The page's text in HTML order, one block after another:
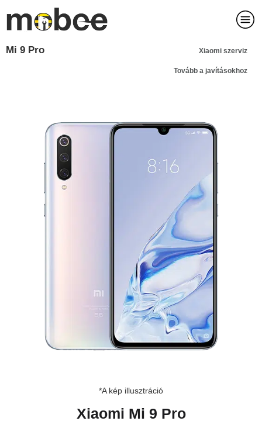
Mi 9 Pro Xiaomi szerviz
Tovább a javításokhoz
*A kép illusztráció
Xiaomi Mi 9 Pro